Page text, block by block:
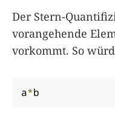
Der Stern-
vorangehende
vorkommt. So
a*b